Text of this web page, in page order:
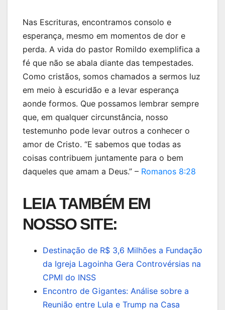
Nas Escrituras, encontramos consolo e
esperança, mesmo em momentos de dor e
perda. A vida do pastor Romildo exemplifica a
fé que não se abala diante das tempestades.
Como cristãos, somos chamados a sermos luz
em meio à escuridão e a levar esperança
aonde formos. Que possamos lembrar sempre
que, em qualquer circunstância, nosso
testemunho pode levar outros a conhecer o
amor de Cristo. “E sabemos que todas as
coisas contribuem juntamente para o bem
daqueles que amam a Deus.” – Romanos 8:28
LEIA TAMBÉM EM
NOSSO SITE:
Destinação de R$ 3,6 Milhões a Fundação
da Igreja Lagoinha Gera Controvérsias na
CPMI do INSS
Encontro de Gigantes: Análise sobre a
Reunião entre Lula e Trump na Casa